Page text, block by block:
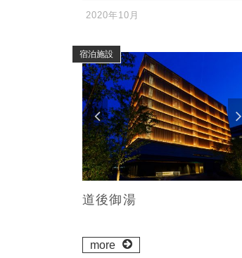
2020年10月
宿泊施設
道後御湯
more